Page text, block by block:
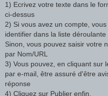
1) Ecrivez votre texte dans le
ci-dessus
2) Si vous avez un compte,
identifier dans la liste
Sinon, vous pouvez saisir votre
par Nom/URL
3) Vous pouvez, en cliquant sur
par e-mail, être assuré d'être
réponse
4) Cliquez sur Publier enfin.